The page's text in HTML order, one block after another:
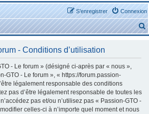
Connexion
S’enregistrer
e
- Conditions d’utilisation
- Le forum » (désigné ci-après par « nous »,
GTO - Le forum », « https://forum.passion-
légalement responsable des conditions
pas d’être légalement responsable de toutes les
pas et/ou n’utilisez pas « Passion-GTO -
celles-ci à n’importe quel moment et nous